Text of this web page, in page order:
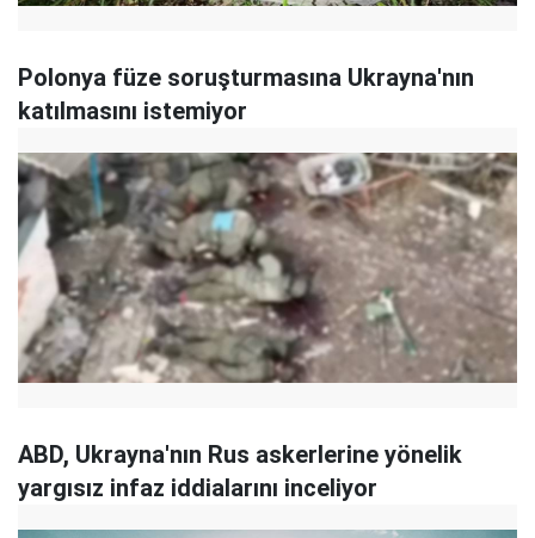
Polonya füze soruşturmasına Ukrayna'nın
katılmasını istemiyor
ABD, Ukrayna'nın Rus askerlerine yönelik
yargısız infaz iddialarını inceliyor